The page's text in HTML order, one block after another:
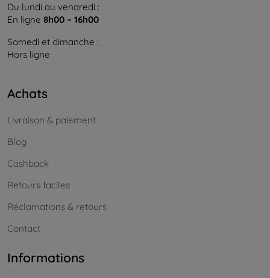
Du lundi au vendredi :
En ligne 8h00 – 16h00
Samedi et dimanche :
Hors ligne
Achats
Livraison & paiement
Blog
Cashback
Retours faciles
Réclamations & retours
Contact
Informations